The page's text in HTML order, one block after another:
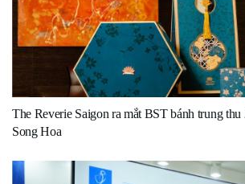
The Reverie Saigon ra mắt BST bánh trung
Song Hoa